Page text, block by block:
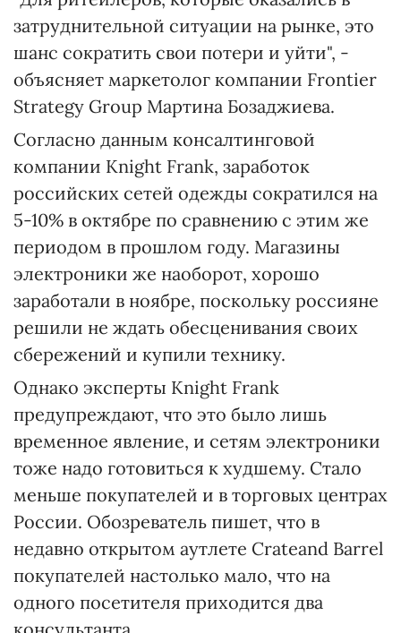
затруднительной ситуации на рынке, это
шанс сократить свои потери и уйти", -
объясняет маркетолог компании Frontier
Strategy Group Мартина Бозаджиева.
Согласно данным консалтинговой
компании Knight Frank, заработок
российских сетей одежды сократился на
5-10% в октябре по сравнению с этим же
периодом в прошлом году. Магазины
электроники же наоборот, хорошо
заработали в ноябре, поскольку россияне
решили не ждать обесценивания своих
сбережений и купили технику.
Однако эксперты Knight Frank
предупреждают, что это было лишь
временное явление, и сетям электроники
тоже надо готовиться к худшему. Стало
меньше покупателей и в торговых центрах
России. Обозреватель пишет, что в
недавно открытом аутлете Crateand Barrel
покупателей настолько мало, что на
одного посетителя приходится два